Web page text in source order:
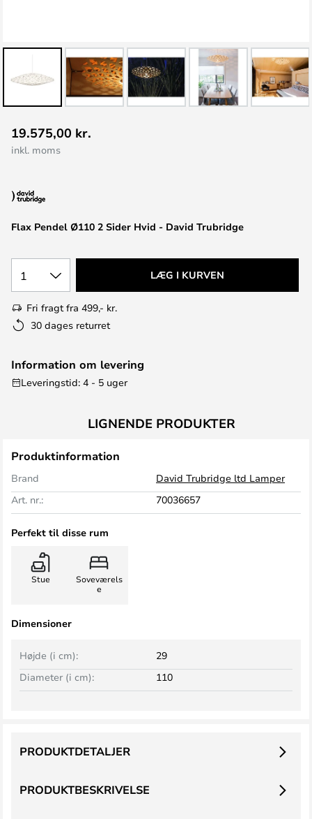
til
starten
billedgalleriet
Flax Pendel Ø110 2 Sider Hvid - David Trubridge
19.575,00 kr.
inkl. moms
1 LÆG I KURVEN
Fri fragt fra 499,- kr.
30 dages returret
Information om levering
Leveringstid: 4 - 5 uger
LIGNENDE PRODUKTER
Produktinformation
Brand
David Trubridge ltd Lamper
Art. nr.:
70036657
Perfekt til disse rum
Stue
Soveværels
e
Dimensioner
Højde (i cm):
29
Diameter (i cm):
110
PRODUKTBESKRIVELSE
PRODUKTDETALJER